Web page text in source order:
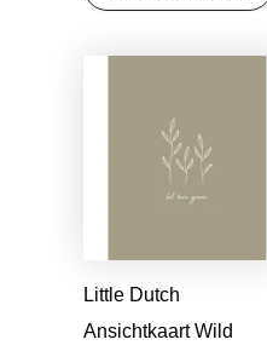
Little Dutch
Ansichtkaart Wild
€1,25.€0,99.